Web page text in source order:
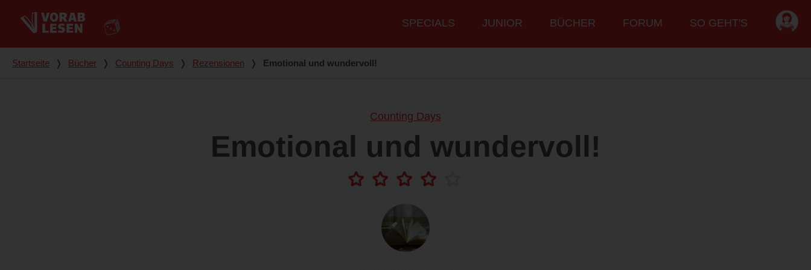
Hauptmenü
SPECIALS JUNIOR BÜCHER FORUM SO GEHT'S
Du bist hier
Startseite ❭ Bücher ❭ Counting Days ❭ Rezensionen ❭ Emotional und wundervoll!
Counting Days
Emotional und wundervoll!